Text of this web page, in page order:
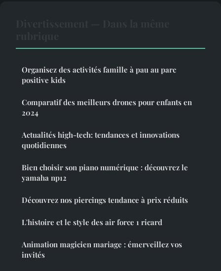
Organisez des activités famille à pau au parc
positive kids
Comparatif des meilleurs drones pour enfants en
2024
Actualités high-tech: tendances et innovations
quotidiennes
Bien choisir son piano numérique : découvrez le
yamaha np12
Découvrez nos piercings tendance à prix réduits
L'histoire et le style des air force 1 ricard
Animation magicien mariage : émerveillez vos
invités